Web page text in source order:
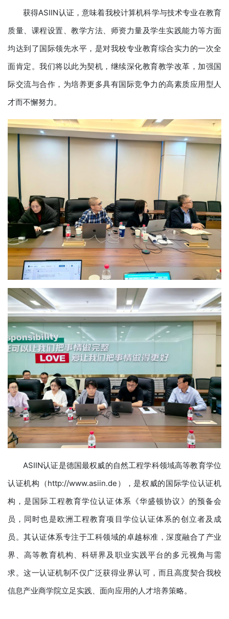
获得ASIIN认证，意味着我校计算机科学与技术专业在教育
质量、课程设置、教学方法、师资力量及学生实践能力等方面
均达到了国际领先水平，是对我校专业教育综合实力的一次全
面肯定。我们将以此为契机，继续深化教育教学改革，加强国
际交流与合作，为培养更多具有国际竞争力的高素质应用型人
才而不懈努力。
ASIIN认证是德国最权威的自然工程学科领域高等教育学位
认证机构（http://www.asiin.de），是权威的国际学位认证机
构，是国际工程教育学位认证体系《华盛顿协议》的预备会
员，同时也是欧洲工程教育项目学位认证体系的创立者及成
员。其认证体系专注于工科领域的卓越标准，深度融合了产业
界、高等教育机构、科研界及职业实践平台的多元视角与需
求。这一认证机制不仅广泛获得业界认可，而且高度契合我校
信息产业商学院立足实践、面向应用的人才培养策略。